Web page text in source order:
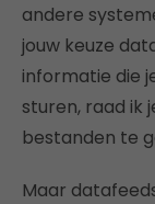
andere
jouw keuze
informatie die
sturen, raad ik
bestanden te
Maar